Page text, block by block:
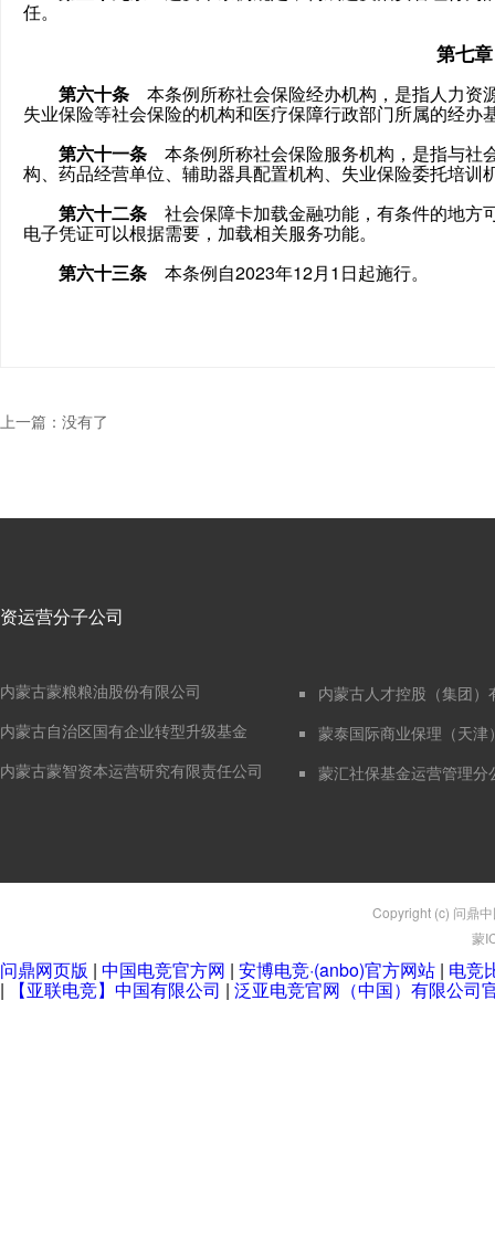
任。
第七
第六十条 本条例所称社会保险经办机构，是指人力资
失业保险等社会保险的机构和医疗保障行政部门所属的经
第六十一条 本条例所称社会保险服务机构，是指与社
构、药品经营单位、辅助器具配置机构、失业保险委托培训
第六十二条 社会保障卡加载金融功能，有条件的地方
电子凭证可以根据需要，加载相关服务功能。
第六十三条 本条例自2023年12月1日起施行。
上一篇： 没有了
运营分子公司
内蒙古蒙粮粮油股份有限公司
内蒙古自治区国有企业转型升级基金
内蒙古蒙智资本运营研究有限责任公司
内蒙古人才控股（集团）
蒙泰国际商业保理（天津
蒙汇社保基金运营管理分
Copyright (c) 问鼎
蒙
问鼎网页版 | 中国电竞官方网 | 安博电竞·(anbo)官方网站 | 电竞
| 【亚联电竞】中国有限公司 | 泛亚电竞官网（中国）有限公司